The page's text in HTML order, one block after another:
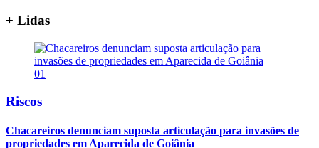
+ Lidas
01
Riscos
Chacareiros denunciam suposta articulação para invasões de
propriedades em Aparecida de Goiânia